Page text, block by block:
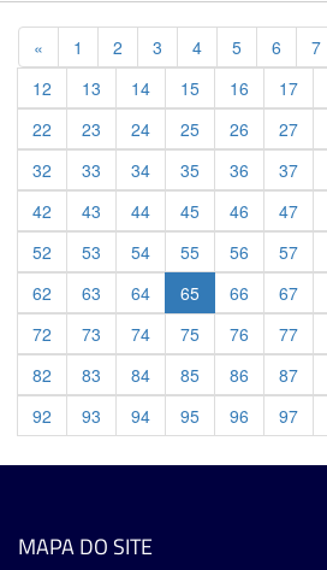
« Previous
1 2 3 4 5 6 7
12
13 14 15 16 17
22
23 24 25 26 27
32
33 34 35 36 37
42
43 44 45 46 47
52
53 54 55 56 57
62
63 64 65 66 67
72
73 74 75 76 77
82
83 84 85 86 87
92
93 94 95 96 97
MAPA DO SITE